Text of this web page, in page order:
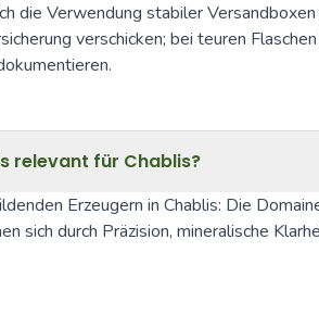
die Verwendung stabiler
verschicken; bei teuren
relevant für Chablis?
Erzeugern in Chablis: Die
sich durch Präzision, mineralische